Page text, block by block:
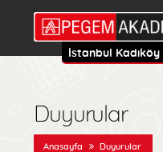
İstanbul Kadıköy
Duyurular
Anasayfa Duyurular